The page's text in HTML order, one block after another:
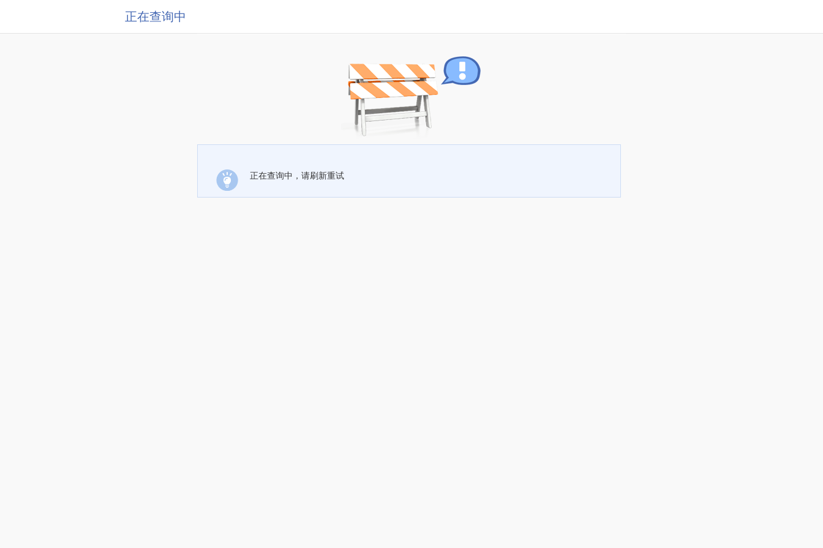
正在查询中
正在查询中，请刷新重试